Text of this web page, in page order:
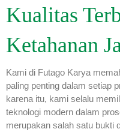
Kualitas
Ketahanan
Kami di Futago Karya
paling penting dalam setiap
karena itu, kami selalu
teknologi modern dalam
merupakan salah satu bukti